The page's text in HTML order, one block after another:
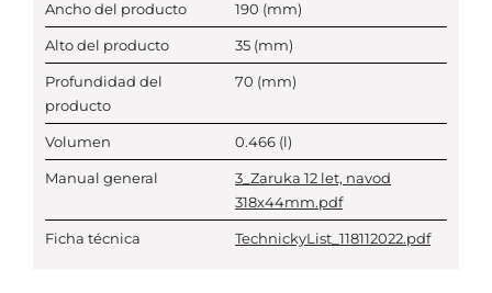
Ancho del producto 190 (mm)
Alto del producto 35 (mm)
Profundidad del
producto
70 (mm)
Volumen 0.466 (l)
Manual general
3_Zaruka 12 let, navod
318x44mm.pdf
Ficha técnica TechnickyList_118112022.pdf